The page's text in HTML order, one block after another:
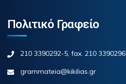
Πολιτικό Γραφείο
210 3390292-5, fax. 210 3390296
grammateia@kikilias.gr